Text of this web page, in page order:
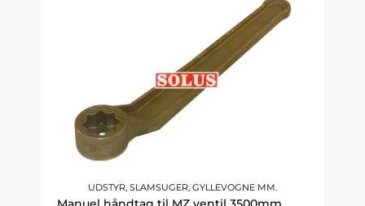
UDSTYR, SLAMSUGER, GYLLEVOGNE MM.